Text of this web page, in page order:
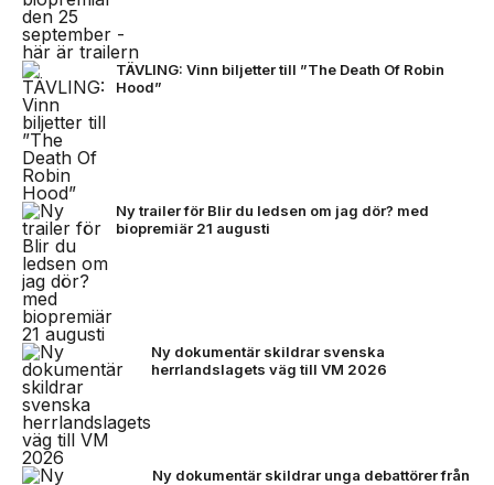
TÄVLING: Vinn biljetter till ”The Death Of Robin
Hood”
Ny trailer för Blir du ledsen om jag dör? med
biopremiär 21 augusti
Ny dokumentär skildrar svenska
herrlandslagets väg till VM 2026
Ny dokumentär skildrar unga debattörer från